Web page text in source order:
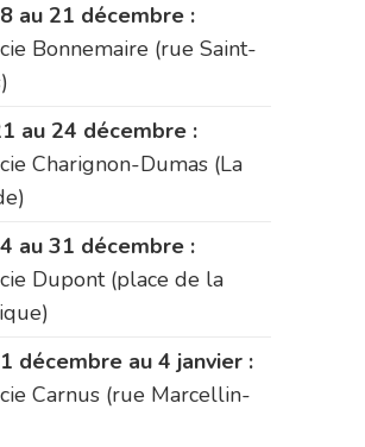
au 21 décembre :
Bonnemaire (rue Saint-
au 24 décembre :
Charignon-Dumas (La
au 31 décembre :
Dupont (place de la
décembre au 4 janvier :
Carnus (rue Marcellin-